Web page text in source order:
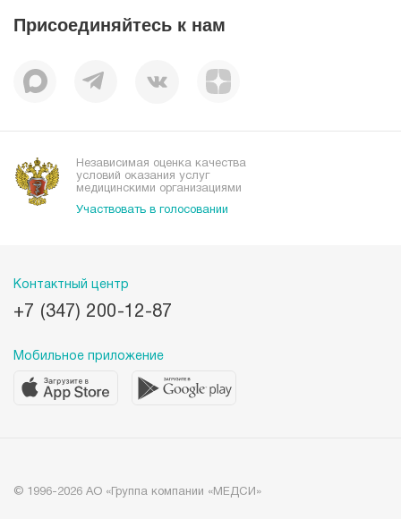
Миссия
Корпоративная социальная ответственность
Наши преимущества
Присоединяйтесь к нам
Независимая оценка качества
условий оказания услуг
медицинскими организациями
Участвовать в голосовании
Контактный центр
+7 (347) 200-12-87
Мобильное приложение
© 1996-2026 АО «Группа компании «МЕДСИ»